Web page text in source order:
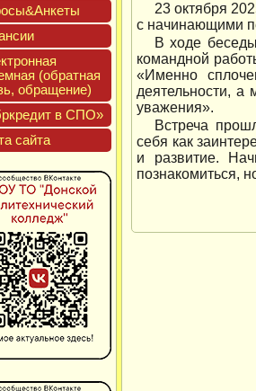
(об­ратная
об­ра­щение)
в СПО»
сай­та
23 октября
с начинающими
В ходе
командной
«Именно
деятельности,
уважения».
Встреча
себя как
и развитие.
познакомиться,